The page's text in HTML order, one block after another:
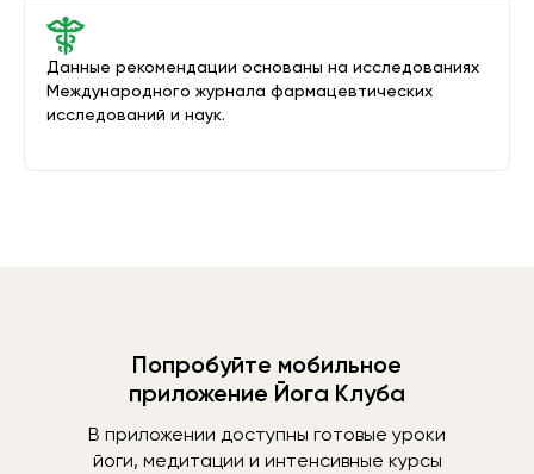
Данные рекомендации основаны на исследованиях
Международного журнала фармацевтических
исследований и наук.
Попробуйте мобильное
приложение Йога Клуба
В приложении доступны готовые уроки
йоги, медитации и интенсивные курсы